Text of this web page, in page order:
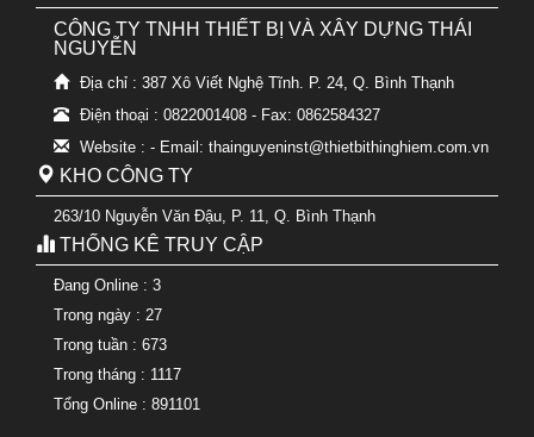
CÔNG TY TNHH THIẾT BỊ VÀ XÂY DỰNG THÁI
NGUYỄN
Địa chỉ : 387 Xô Viết Nghệ Tĩnh. P. 24, Q. Bình Thạnh
Điện thoại : 0822001408 - Fax: 0862584327
Website : - Email: thainguyeninst@thietbithinghiem.com.vn
KHO CÔNG TY
263/10 Nguyễn Văn Đậu, P. 11, Q. Bình Thạnh
THỐNG KÊ TRUY CẬP
Đang Online : 3
Trong ngày : 27
Trong tuần : 673
Trong tháng : 1117
Tổng Online : 891101